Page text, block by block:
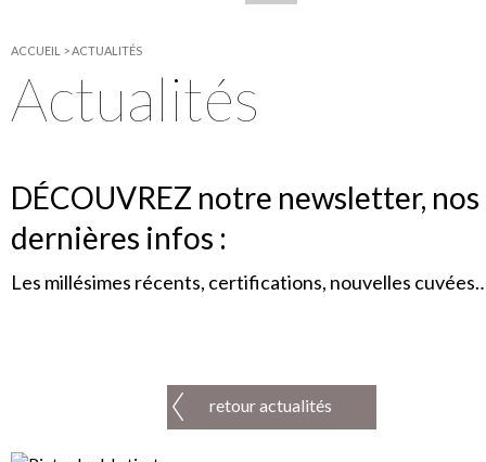
ACCUEIL >ACTUALITÉS
Actualités
DÉCOUVREZ notre newsletter, nos
dernières infos :
Les millésimes récents, certifications, nouvelles
retour actualités